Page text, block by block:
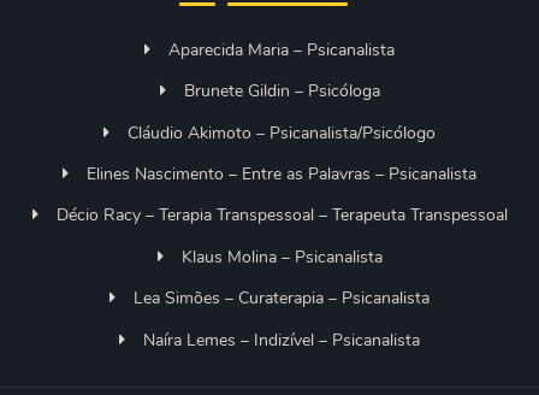
Aparecida Maria – Psicanalista
Brunete Gildin – Psicóloga
Cláudio Akimoto – Psicanalista/Psicólogo
Elines Nascimento – Entre as Palavras – Psicanalista
Décio Racy – Terapia Transpessoal – Terapeuta Transpessoal
Klaus Molina – Psicanalista
Lea Simões – Curaterapia – Psicanalista
Naíra Lemes – Indizível – Psicanalista